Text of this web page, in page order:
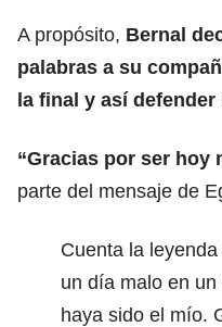
A propósito, Bernal
palabras a su
la final y así defender
“Gracias por ser hoy
parte del mensaje de
Cuenta la
un día malo en
haya sido el mío.